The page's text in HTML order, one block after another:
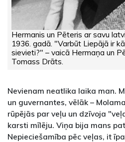
Hermanis un Pēteris ar savu
1936. gadā. "Varbūt Liepājā ir
sievieti?" – vaicā Hermaņa un
Tomass Drāts.
Nevienam neatlika laika man.
un guvernantes, vēlāk –
rūpējās par veļu un dzīvoja
karsti mīlēju. Viņa bija mans
Nepieciešamība pēc veļas, it